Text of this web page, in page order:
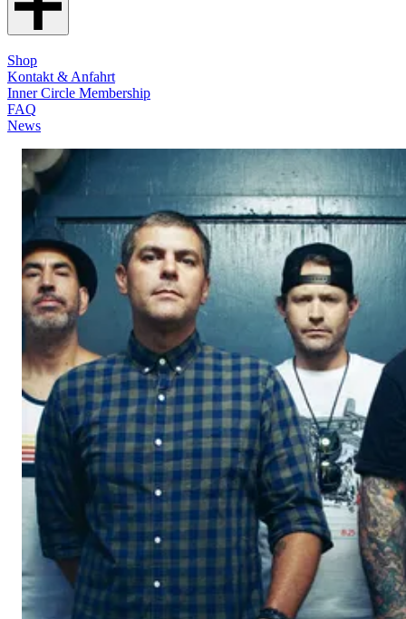
Shop
Kontakt & Anfahrt
Inner Circle Membership
FAQ
News